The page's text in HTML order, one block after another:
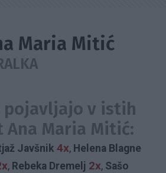
Maria Mitić
pojavljajo v istih
Ana Maria Mitić:
Javšnik 4x, Helena Blagne
, Rebeka Dremelj 2x, Sašo